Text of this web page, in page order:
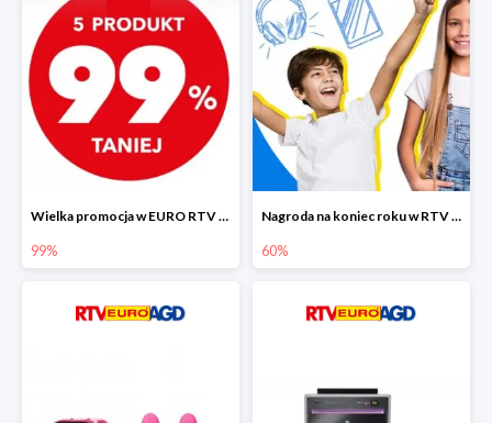
Wielka promocja w EURO RTV AGD do -99%
99%
Nagroda na koniec roku w RTV EURO AGD do -60%
60%